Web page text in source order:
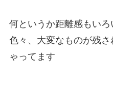
何というか距離感もいろ
色々、大変なものが残
ゃってます